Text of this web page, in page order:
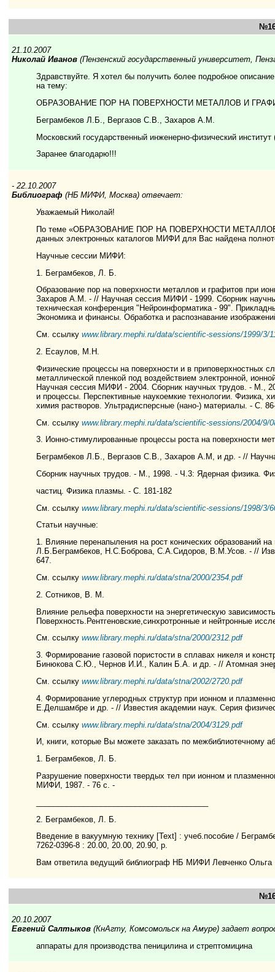
21.10.2007
Николай Иванов (Пензенский государственный университет,
Здравствуйте. Я хотел бы получить более подробное
на тему:
ОБРАЗОВАНИЕ ПОР НА ПОВЕРХНОСТИ МЕТАЛЛОВ И
Беграмбеков Л.Б., Вергазов С.В., Захаров A.M.
Московский государственный инженерно-физический институт
Заранее благодарю!!!
- 22.10.2007
Библиограф (НБ МИФИ, Москва) отвечает:
Уважаемый Николай!
По теме «ОБРАЗОВАНИЕ ПОР НА ПОВЕРХНОСТИ
данных электронных каталогов МИФИ для Вас найдена
Научные сессии МИФИ:
1. Беграмбеков, Л. Б.
Образование пор на поверхности металлов и графитов при
Захаров А.М. - // Научная сессия МИФИ - 1999. Сборник
техническая конференция "Нейроинформатика - 99".
Экономика и финансы. Обработка и распознавание
См. ссылку www.library.mephi.ru/data/scientific-sessions/1999/3/
2. Есаулов, М.Н.
Физические процессы на поверхности и в приповерхностных
металлической пленкой под воздействием электронной,
Научная сессия МИФИ - 2004. Сборник научных трудов. - М.,
и процессы. Перспективные наукоемкие технологии. Физика,
химия растворов. Ультрадисперсные (нано-) материалы. - С.
См. ссылку www.library.mephi.ru/data/scientific-sessions/2004/9/
3. Ионно-стимулированные процессы роста на поверхности
Беграмбеков Л.Б., Вергазов С.В., Захаров А.М, и др. - //
Сборник научных трудов. - М., 1998. - Ч.3: Ядерная физика.
частиц. Физика плазмы. - С. 181-182
См. ссылку www.library.mephi.ru/data/scientific-sessions/1998/3/
Статьи научные:
1. Влияние перенапыления на рост конических образований
Л.Б.Беграмбеков, Н.С.Боброва, С.А.Сидоров, В.М.Усов. - //
647.
См. ссылку www.library.mephi.ru/data/stna/2000/2354.pdf
2. Сотников, В. М.
Влияние рельефа поверхности на энергетическую
Поверхность.Рентгеновские,синхротронные и нейтронные
См. ссылку www.library.mephi.ru/data/stna/2000/2312.pdf
3. Формирование газовой пористости в сплавах никеля и
Бинюкова С.Ю., Чернов И.И., Калин Б.А. и др. - // Атомная
См. ссылку www.library.mephi.ru/data/stna/2002/2720.pdf
4. Формирование углеродных структур при ионном и
Е.Делшамбре и др. - // Известия академии наук. Серия
См. ссылку www.library.mephi.ru/data/stna/2004/3129.pdf
И, книги, которые Вы можете заказать по межбиблиотечному
1. Беграмбеков, Л. Б.
Разрушение поверхности твердых тел при ионном и
МИФИ, 1987. - 76 с. -
2. Беграмбеков, Л. Б.
Введение в вакуумную технику [Text] : учеб.пособие /
7262-0396-8 : 20.00, 20.00, 20.90, р.
Вам ответила ведущий библиограф НБ МИФИ Левченко Ольга
20.10.2007
Евгений Салтыков (КнАгту, Комсомольск на Амуре) задает
аппараты для производства пеницилина и стрептомицина